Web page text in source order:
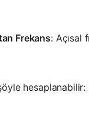
Frekans: Açısal
hesaplanabilir: